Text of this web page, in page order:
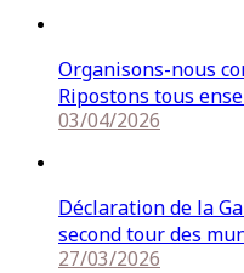
Organisons-nous
Ripostons tous
03/04/2026
Déclaration de la
second tour des
27/03/2026